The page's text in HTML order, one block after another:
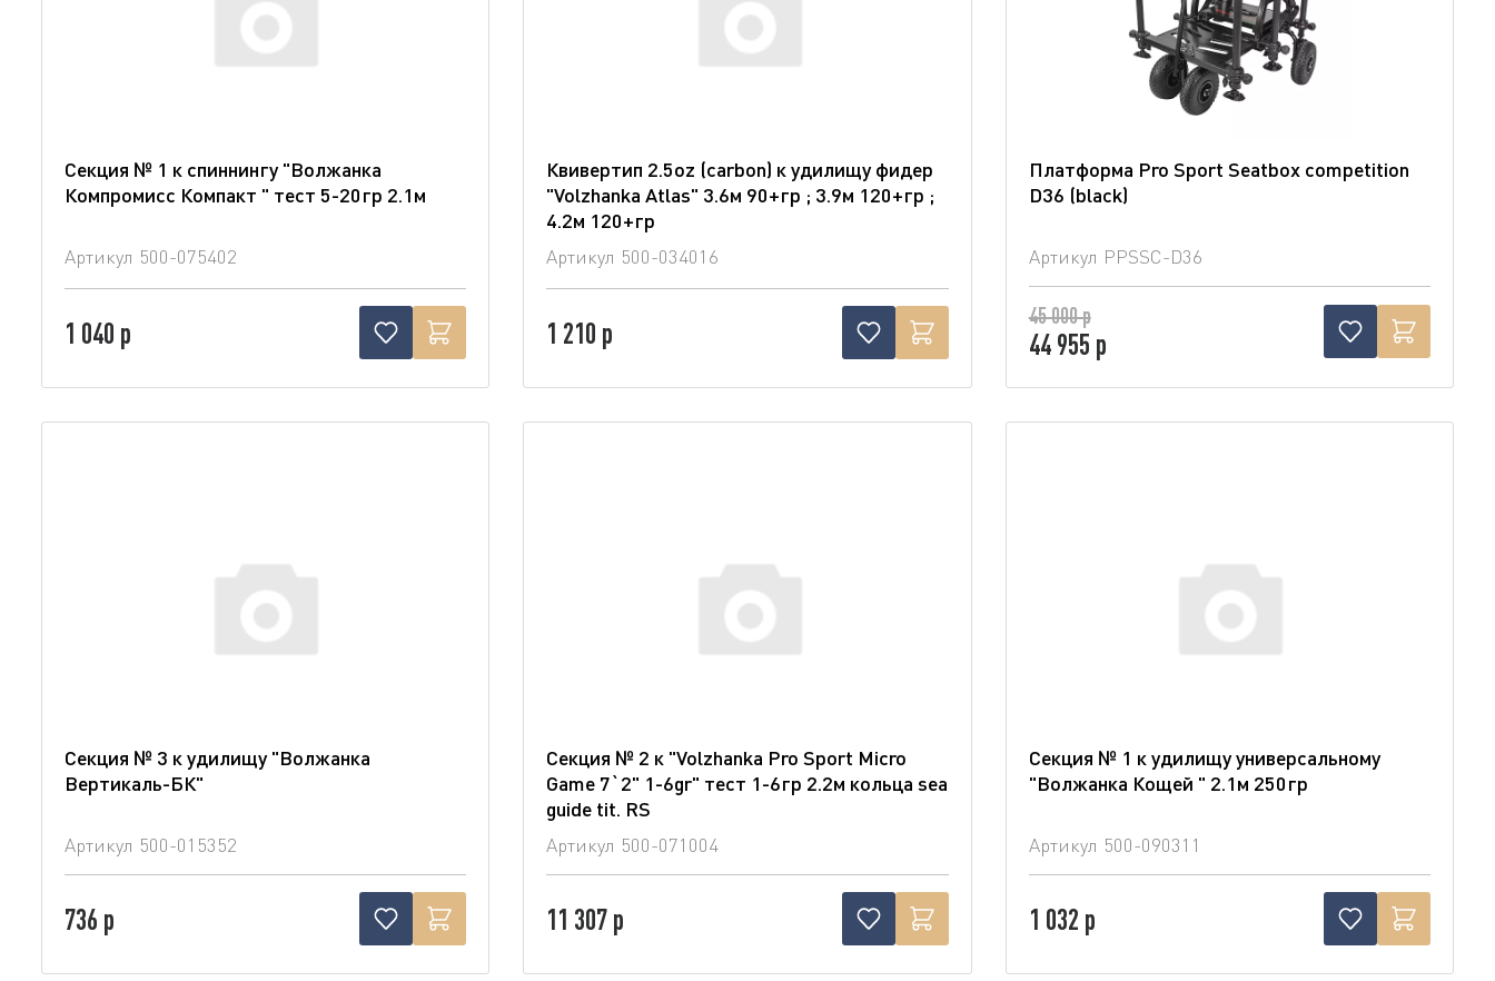
Секция № 1 к спиннингу "Волжанка
Компромисс Компакт " тест 5-20гр 2.1м
Артикул 500-075402
1 040 р
Квивертип 2.5oz (carbon) к удилищу фидер
"Volzhanka Atlas" 3.6м 90+гр ; 3.9м 120+гр ;
4.2м 120+гр
Артикул 500-034016
1 210 р
Платформа Pro Sport Seatbox competition
D36 (blaсk)
Артикул PPSSC-D36
45 000 р
44 955 р
Секция № 3 к удилищу "Волжанка
Вертикаль-БК"
Артикул 500-015352
736 р
Секция № 2 к "Volzhanka Pro Sport Micro
Game 7`2" 1-6gr" тест 1-6гр 2.2м кольца sea
guide tit. RS
Артикул 500-071004
11 307 р
Секция № 1 к удилищу универсальному
"Волжанка Кощей " 2.1м 250гр
Артикул 500-090311
1 032 р